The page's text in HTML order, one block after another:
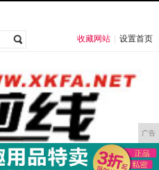
收藏网站 设置首页
广告